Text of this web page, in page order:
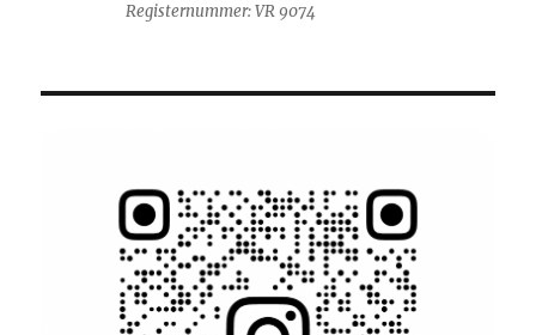
Registernummer: VR 9074